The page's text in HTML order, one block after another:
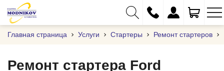
Главная страница Услуги Стартеры Ремонт стартеров
Ремонт стартера Ford